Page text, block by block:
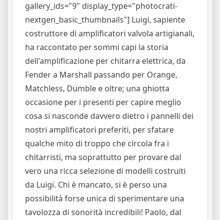
gallery_ids="9" display_type="photocrati-
nextgen_basic_thumbnails"] Luigi, sapiente
costruttore di amplificatori valvola artigianali,
ha raccontato per sommi capi la storia
dell'amplificazione per chitarra elettrica, da
Fender a Marshall passando per Orange,
Matchless, Dumble e oltre; una ghiotta
occasione per i presenti per capire meglio
cosa si nasconde davvero dietro i pannelli dei
nostri amplificatori preferiti, per sfatare
qualche mito di troppo che circola fra i
chitarristi, ma soprattutto per provare dal
vero una ricca selezione di modelli costruiti
da Luigi. Chi è mancato, si è perso una
possibilità forse unica di sperimentare una
tavolozza di sonorità incredibili! Paolo, dal